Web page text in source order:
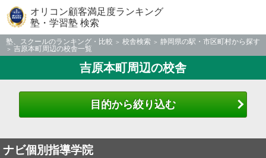
オリコン顧客満足度ランキング
塾・学習塾 検索
塾、スクールのランキング・比較 校舎検索
静岡県の駅・市区町村から探す
吉原本町周辺の校舎一覧
吉原本町周辺の校舎
目的から絞り込む
ナビ個別指導学院